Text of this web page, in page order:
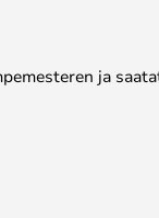
ja